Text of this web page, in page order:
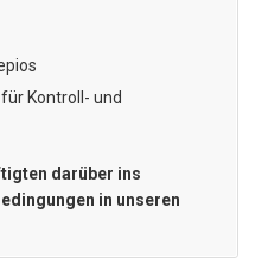
Kontroll- und
darüber ins
in unseren